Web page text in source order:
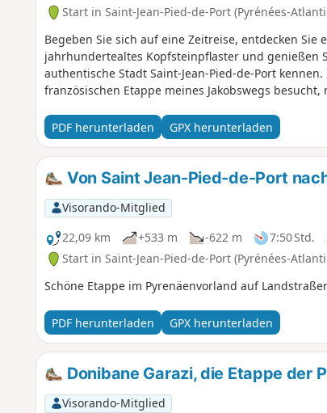
Start in Saint-Jean-Pied-de-Port (Pyrénées-
Begeben Sie sich auf eine Zeitreise, entdecken
jahrhundertealtes Kopfsteinpflaster und genießen
authentische Stadt Saint-Jean-Pied-de-Port
französischen Etappe meines Jakobswegs besucht,
PDF herunterladen GPX herunterladen
Von Saint Jean-Pied-de-Port
Visorando-Mitglied
22,09 km
+533 m -622 m 7:50 Std.
Start in Saint-Jean-Pied-de-Port (Pyrénées-
Schöne Etappe im Pyrenäenvorland auf
PDF herunterladen GPX herunterladen
Donibane Garazi, die Etappe der
Visorando-Mitglied